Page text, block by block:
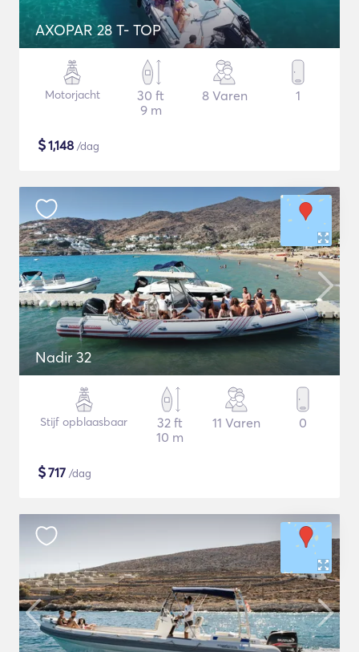
AXOPAR 28 T- TOP
Motorjacht
30 ft
9 m
8 Varen 1
$1,148 /dag
Nadir 32
Stijf opblaasbaar
32 ft
10 m
11 Varen 0
$717 /dag